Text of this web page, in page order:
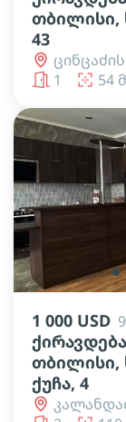
თბილისი,
43
1
54
lens
1 000 USD
თბილისი,
ქუჩა, 4